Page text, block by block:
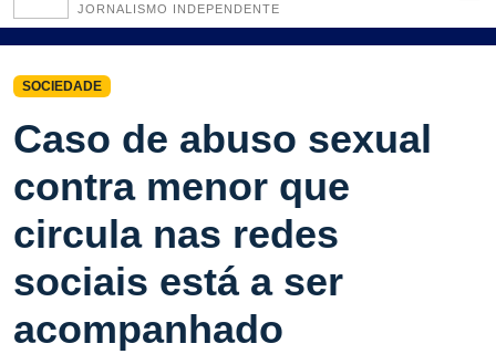
JORNALISMO INDEPENDENTE
SOCIEDADE
Caso de abuso sexual
contra menor que
circula nas redes
sociais está a ser
acompanhado